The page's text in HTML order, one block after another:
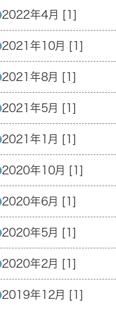
2022年4月 [1]
2021年10月 [1]
2021年8月 [1]
2021年5月 [1]
2021年1月 [1]
2020年10月 [1]
2020年6月 [1]
2020年5月 [1]
2020年2月 [1]
2019年12月 [1]